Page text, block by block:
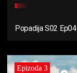
Popadija S02 Ep04
Epizoda 3